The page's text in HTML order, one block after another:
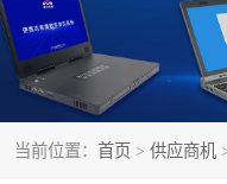
当前位置： 首页 > 供应商机
数字法庭
远程提讯